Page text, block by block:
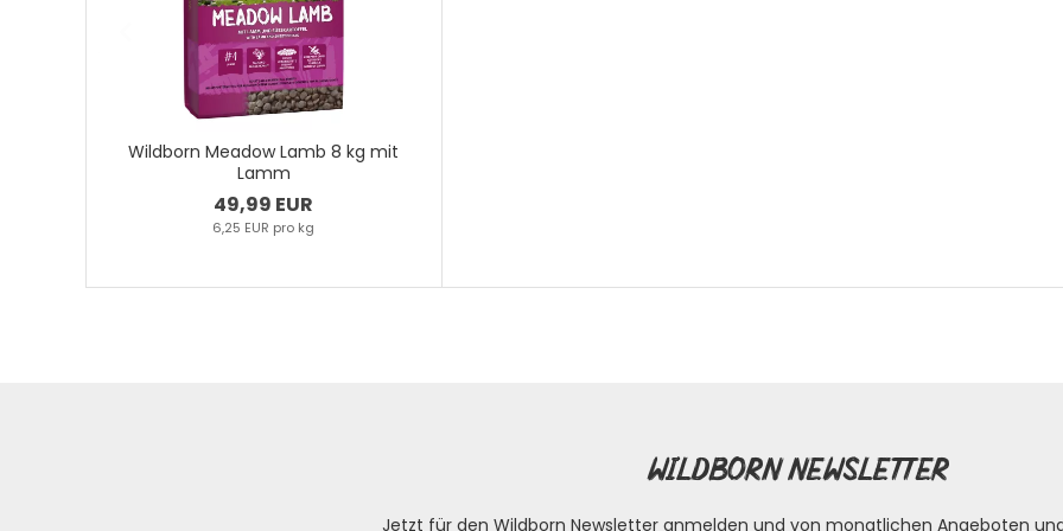
Wildborn Meadow Lamb 8 kg mit
Lamm
49,99 EUR
6,25 EUR pro kg
Wildborn Newsletter
Jetzt für den Wildborn Newsletter anmelden und von monatlichen Angeboten